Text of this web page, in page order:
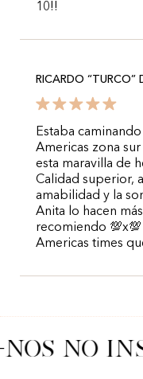
10!!
RICARDO “TURCO”
Estaba
Americas zona
esta maravilla de
Calidad superior,
amabilidad y la
Anita lo hacen
recomiendo 💯x💯
Americas times
NO